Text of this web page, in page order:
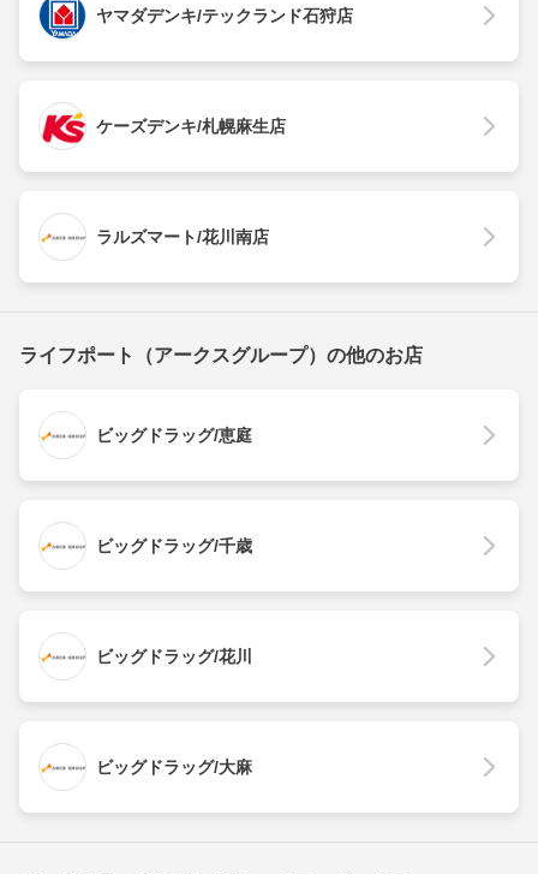
ヤマダデンキ/テックランド石狩店
ケーズデンキ/札幌麻生店
ラルズマート/花川南店
ライフポート（アークスグループ）の他のお店
ビッグドラッグ/恵庭
ビッグドラッグ/千歳
ビッグドラッグ/花川
ビッグドラッグ/大麻